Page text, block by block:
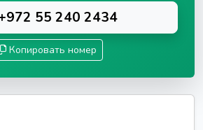
55 240 2434
Копировать номер